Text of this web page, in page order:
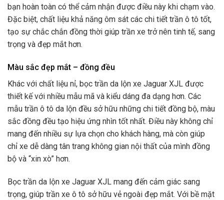
bạn hoàn toàn có thể cảm nhận được điều này khi chạm vào.
Đặc biệt, chất liệu khả năng ôm sát các chi tiết trần ô tô tốt,
tạo sự chắc chắn đồng thời giúp trần xe trở nên tinh tế, sang
trọng và đẹp mắt hơn.
Màu sắc đẹp mắt – đồng đều
Khác với chất liệu nỉ, bọc trần da lộn xe Jaguar XJL được
thiết kế với nhiều mẫu mã và kiểu dáng đa dạng hơn. Các
mẫu trần ô tô da lộn đều sở hữu những chi tiết đồng bộ, màu
sắc đồng đều tạo hiệu ứng nhìn tốt nhất. Điều này không chỉ
mang đến nhiều sự lựa chọn cho khách hàng, mà còn giúp
chỉ xe dễ dàng tân trang không gian nội thất của mình đồng
bộ và “xin xò” hơn.
Bọc trần da lộn xe Jaguar XJL mang đến cảm giác sang
trọng, giúp trần xe ô tô sở hữu vẻ ngoài đẹp mắt. Với bề mặt